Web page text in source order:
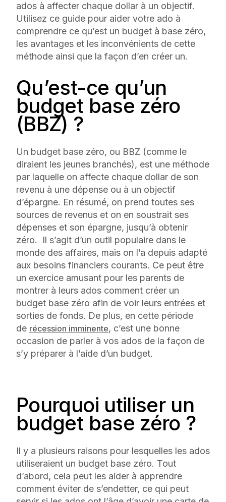
ados à affecter chaque dollar à un objectif.
Utilisez ce guide pour aider votre ado à
comprendre ce qu’est un budget à base zéro,
les avantages et les inconvénients de cette
méthode ainsi que la façon d’en créer un.
Qu’est-ce qu’un
budget base zéro
(BBZ) ?
Un budget base zéro, ou BBZ (comme le
diraient les jeunes branchés), est une méthode
par laquelle on affecte chaque dollar de son
revenu à une dépense ou à un objectif
d’épargne. En résumé, on prend toutes ses
sources de revenus et on en soustrait ses
dépenses et son épargne, jusqu’à obtenir
zéro. Il s’agit d’un outil populaire dans le
monde des affaires, mais on l’a depuis adapté
aux besoins financiers courants. Ce peut être
un exercice amusant pour les parents de
montrer à leurs ados comment créer un
budget base zéro afin de voir leurs entrées et
sorties de fonds. De plus, en cette période
de récession imminente, c’est une bonne
occasion de parler à vos ados de la façon de
s’y préparer à l’aide d’un budget.
Pourquoi utiliser un
budget base zéro ?
Il y a plusieurs raisons pour lesquelles les ados
utiliseraient un budget base zéro. Tout
d’abord, cela peut les aider à apprendre
comment éviter de s’endetter, ce qui peut